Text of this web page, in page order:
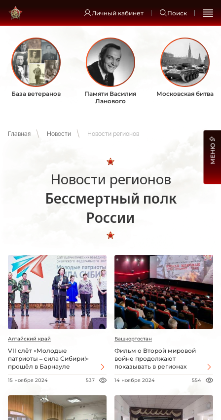
Личный кабинет Поиск
База ветеранов
Памяти Василия
Ланового
Московская битва
Главная Новости Новости регионов
Новости регионов
Бессмертный полк
России
Алтайский край
VII слёт «Молодые
патриоты – сила Сибири!»
прошёл в Барнауле
15 ноября 2024 537
Башкортостан
Фильм о Второй мировой
войне продолжают
показывать в регионах
14 ноября 2024 554
МЕНЮ